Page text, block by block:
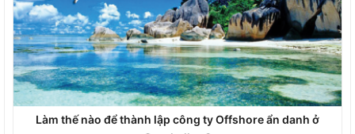
Làm thế nào để thành lập công ty Offshore ẩn danh ở